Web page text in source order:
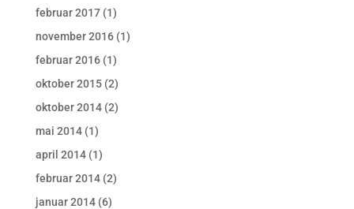
februar 2017(1)
november 2016(1)
februar 2016(1)
oktober 2015(2)
oktober 2014(2)
mai 2014(1)
april 2014(1)
februar 2014(2)
januar 2014(6)